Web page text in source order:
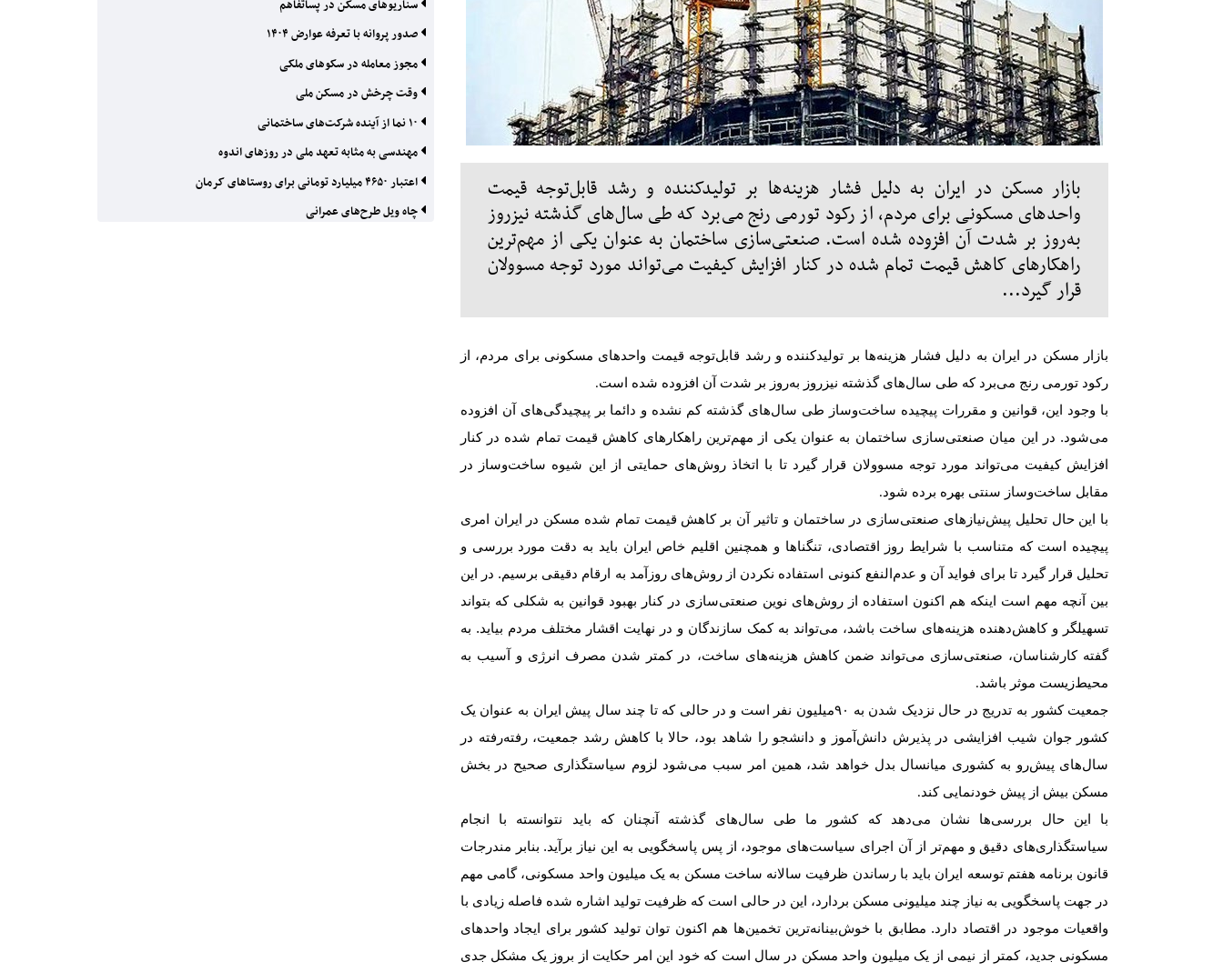
بازار مسکن در ایران به دلیل فشار هزینه‌‌‌ها بر تولیدکننده و رشد قابل‌توجه قیمت
واحدهای مسکونی برای مردم، از رکود تورمی رنج می‌‌‌برد که طی سال‌های گذشته نیزروز
به‌روز بر شدت آن افزوده شده است. صنعتی‌سازی ساختمان به عنوان یکی از مهم‌‌‌ترین
راهکارهای کاهش قیمت تمام شده در کنار افزایش کیفیت ‌‌‌می‌تواند مورد توجه مسوولان
قرار گیرد...
بازار مسکن در ایران به دلیل فشار هزینه‌‌‌ها بر تولیدکننده و رشد قابل‌توجه قیمت واحدهای مسکونی برای مردم، از
رکود تورمی رنج می‌‌‌برد که طی سال‌های گذشته نیزروز به‌روز بر شدت آن افزوده شده است.
با وجود این، قوانین و مقررات پیچیده ساخت‌وساز طی سال‌های گذشته کم نشده و دائما بر پیچیدگی‌‌‌های آن افزوده
می‌شود. در این میان صنعتی‌سازی ساختمان به عنوان یکی از مهم‌‌‌ترین راهکارهای کاهش قیمت تمام شده در کنار
افزایش کیفیت ‌‌‌می‌تواند مورد توجه مسوولان قرار گیرد تا با اتخاذ روش‌های حمایتی از این شیوه ساخت‌وساز در
مقابل ساخت‌وساز سنتی بهره برده شود.
با این حال تحلیل پیش‌نیازهای صنعتی‌سازی در ساختمان و تاثیر آن بر کاهش قیمت تمام شده مسکن در ایران امری
پیچیده است که متناسب با شرایط روز اقتصادی، تنگناها و همچنین اقلیم خاص ایران باید به دقت مورد بررسی و
تحلیل قرار گیرد تا برای فواید آن و عدم‌النفع کنونی استفاده نکردن از روش‌های روزآمد به ارقام دقیقی برسیم. در این
بین آنچه مهم است اینکه هم اکنون استفاده از روش‌های نوین صنعتی‌سازی در کنار بهبود قوانین به شکلی که بتواند
تسهیلگر و کاهش‌دهنده هزینه‌‌‌های ساخت باشد، می‌تواند به کمک سازندگان و در نهایت اقشار مختلف مردم بیاید. به
گفته کارشناسان، صنعتی‌سازی می‌تواند ضمن کاهش هزینه‌های ساخت، در کمتر شدن مصرف انرژی و آسیب به
محیط‌زیست موثر باشد.
جمعیت کشور به تدریج در حال نزدیک شدن به ۹۰میلیون نفر است و در حالی که تا چند سال پیش ایران به عنوان یک
کشور جوان شیب افزایشی در پذیرش دانش‌آموز و دانشجو را شاهد بود، حالا با کاهش رشد جمعیت، رفته‌رفته در
سال‌های پیش‌رو به کشوری میانسال بدل خواهد شد، همین امر سبب می‌شود لزوم سیاستگذاری صحیح در بخش
مسکن بیش از پیش خودنمایی کند.
با این حال بررسی‌‌‌ها نشان می‌دهد که کشور ما طی سال‌های گذشته آنچنان که باید نتوانسته با انجام
سیاستگذاری‌‌‌های دقیق و مهم‌‌‌تر از آن اجرای سیاست‌‌‌های موجود، از پس پاسخگویی به این نیاز برآید. بنابر مندرجات
قانون برنامه هفتم توسعه ایران باید با رساندن ظرفیت سالانه ساخت مسکن به یک میلیون واحد مسکونی، گامی مهم
در جهت پاسخگویی به نیاز چند میلیونی مسکن بردارد، این در حالی است که ظرفیت تولید اشاره شده فاصله زیادی با
واقعیات موجود در اقتصاد دارد. مطابق با خوش‌بینانه‌‌‌ترین تخمین‌‌‌ها هم اکنون توان تولید کشور برای ایجاد واحدهای
مسکونی جدید، کمتر از نیمی از یک میلیون واحد مسکن در سال است که خود این امر حکایت از بروز یک مشکل جدی
سناریوهای مسکن در پساتفاهم
صدور پروانه با تعرفه عوارض ۱۴۰۴
مجوز معامله در سکوهای ملکی
وقت چرخش در مسکن‌‌ ملی
مهندسی به مثابه تعهد ملی در روزهای اندوه
اعتبار ۴۶۵۰ میلیارد تومانی برای روستاهای کرمان
چاه ویل طرح‌های عمرانی